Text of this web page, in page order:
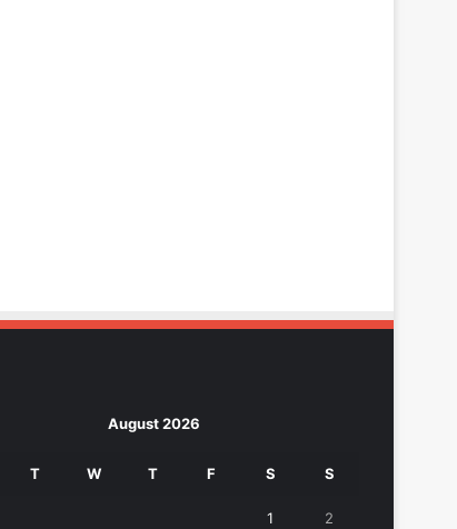
August 2026
T W T F S S
1 2